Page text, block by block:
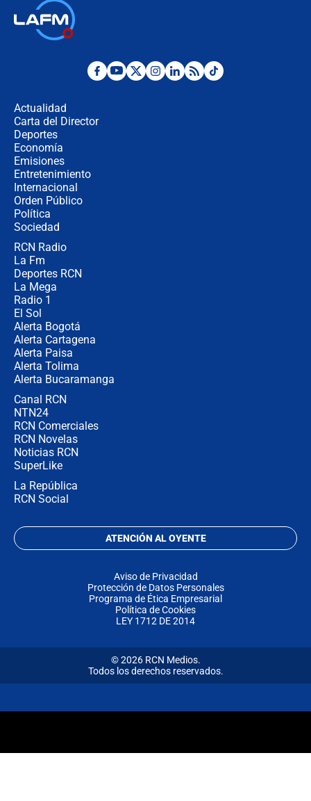
¿Por qué De la Espriella gobernará
Actualidad
Carta del Director
Deportes
Economía
Emisiones
Entretenimiento
Internacional
Orden Público
Política
Sociedad
RCN Radio
La Fm
Deportes RCN
La Mega
Radio 1
El Sol
Alerta Bogotá
Alerta Cartagena
Alerta Paisa
Alerta Tolima
Alerta Bucaramanga
Canal RCN
NTN24
RCN Comerciales
RCN Novelas
Noticias RCN
SuperLike
La República
RCN Social
ATENCIÓN AL OYENTE
Aviso de Privacidad
Protección de Datos Personales
Programa de Ética Empresarial
Política de Cookies
LEY 1712 DE 2014
© 2026 RCN Medios.
Todos los derechos reservados.